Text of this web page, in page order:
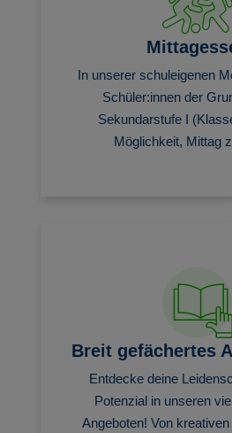
In unserer schuleigenen
Schüler:innen der
Sekundarstufe I
Möglichkeit, Mittag
Breit gefächertes
Entdecke deine
Potenzial in unseren
Angeboten! Von